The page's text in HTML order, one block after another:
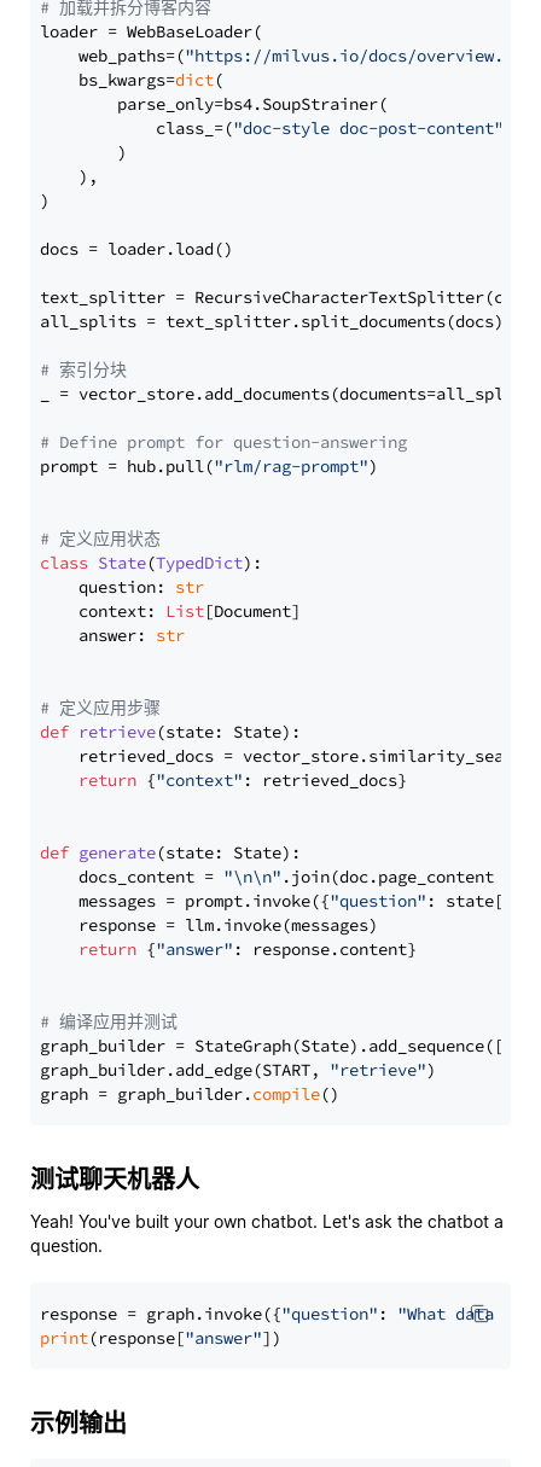
# 加载并拆分博客内容
loader = WebBaseLoader(
    web_paths=(
"https://milvus.io/docs/overview.md"
    bs_kwargs=
dict(
        parse_only=bs4.SoupStrainer(
            class_=(
"doc-style doc-post-content"
        )
    ),
)
docs = loader.load()
text_splitter =
all_splits = text_splitter.split_documents(docs)
# 索引分块
_ = vector_store.add_documents(documents=all_splits)
# Define prompt for question-answering
prompt = hub.pull("rlm/rag-prompt")
# 定义应用状态
class State(TypedDict):
    question:
str
    context:
List[Document]
    answer:
str
# 定义应用步骤
def retrieve(state: State):
retrieved_docs =
return {"context" : retrieved_docs}
def generate(state: State):
    docs_content =
"\n\n" .join(doc.page_content
    messages = prompt.invoke({
"question" : state[
    response = llm.invoke(messages)
return {"answer" : response.content}
# 编译应用并测试
graph_builder =
graph_builder.add_edge(START, "retrieve")
graph = graph_builder.compile
测试聊天机器人
Yeah! You've built your own chatbot. Let's ask the chatbot a
question.
response = graph.invoke({"question" : "What data
print(response["answer"
示例输出